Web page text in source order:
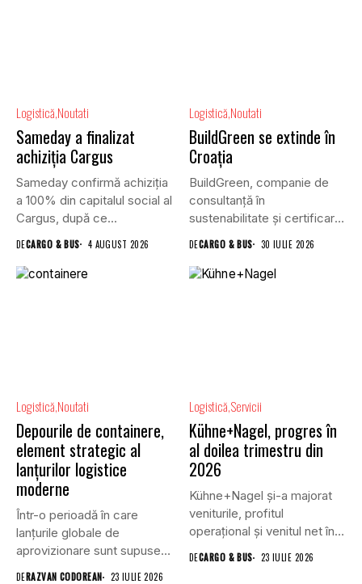
Logistică Noutati
Sameday a finalizat
achiziția Cargus
Sameday confirmă achiziția
a 100% din capitalul social al
Cargus, după ce...
DECARGO & BUS 4 AUGUST 2026
Logistică Noutati
BuildGreen se extinde în
Croația
BuildGreen, companie de
consultanță în
sustenabilitate și certificare
DECARGO & BUS 30 IULIE 2026
Logistică Noutati
Depourile de containere,
element strategic al
lanțurilor logistice
moderne
Într-o perioadă în care
lanțurile globale de
aprovizionare sunt supuse
unei presiuni...
DERAZVAN CODOREAN 23 IULIE 2026
Logistică Servicii
Kühne+Nagel, progres în
al doilea trimestru din
2026
Kühne+Nagel și-a majorat
veniturile, profitul
operațional și venitul net în
al doilea...
DECARGO & BUS 23 IULIE 2026